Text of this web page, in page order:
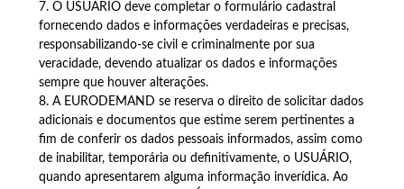
7. O USUÁRIO deve completar o formulário cadastral
fornecendo dados e informações verdadeiras e precisas,
responsabilizando-se civil e criminalmente por sua
veracidade, devendo atualizar os dados e informações
sempre que houver alterações.
8. A EURODEMAND se reserva o direito de solicitar dados
adicionais e documentos que estime serem pertinentes a
fim de conferir os dados pessoais informados, assim como
de inabilitar, temporária ou definitivamente, o USUÁRIO,
quando apresentarem alguma informação inverídica. Ao